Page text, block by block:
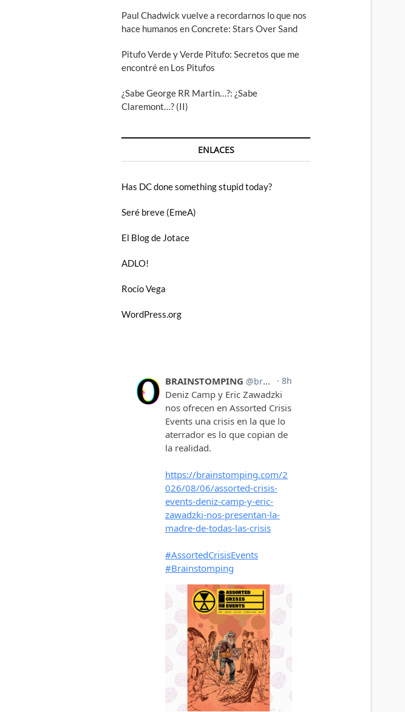
Paul Chadwick vuelve a recordarnos lo que nos
hace humanos en Concrete: Stars Over Sand
Pitufo Verde y Verde Pitufo: Secretos que me
encontré en Los Pitufos
¿Sabe George RR Martin…?: ¿Sabe
Claremont…? (II)
ENLACES
Has DC done something stupid today?
Seré breve (EmeA)
El Blog de Jotace
ADLO!
Rocío Vega
WordPress.org